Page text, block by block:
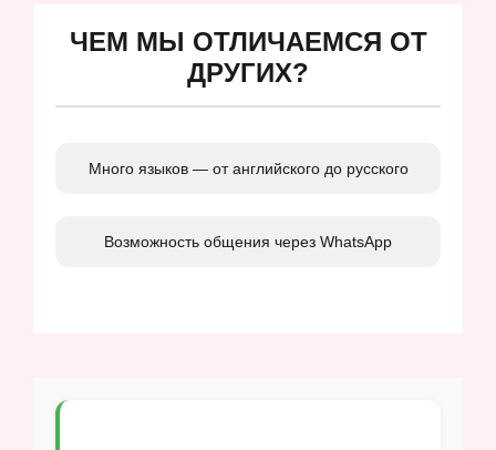
ЧЕМ МЫ ОТЛИЧАЕМСЯ ОТ
ДРУГИХ?
Много языков — от английского до русского
Возможность общения через WhatsApp